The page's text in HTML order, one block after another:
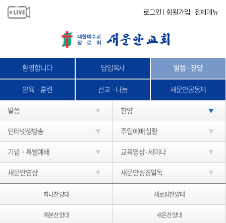
로그인 회원가입 전체메뉴
환영합니다 담임목사 말씀 · 찬양
말씀 찬양
하나찬양대 새로핌찬양대
예본찬양대 새온찬양대
인터넷생방송 주일예배 실황
기념ㆍ특별예배 교육영상·세미나
새문안영상 새문안성경일독
양육ㆍ훈련 선교ㆍ나눔 새문안공동체